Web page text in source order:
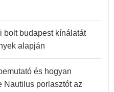
bolt budapest kínálatát
alapján
és hogyan
Nautilus porlasztót az